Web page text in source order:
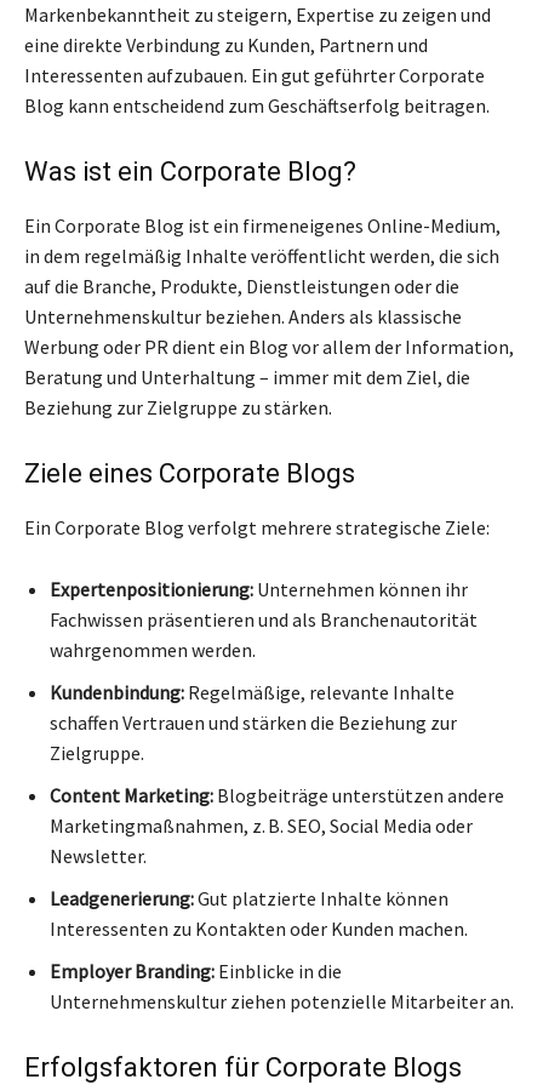
Markenbekanntheit zu steigern, Expertise zu zeigen und
eine direkte Verbindung zu Kunden, Partnern und
Interessenten aufzubauen. Ein gut geführter Corporate
Blog kann entscheidend zum Geschäftserfolg beitragen.
Was ist ein Corporate Blog?
Ein Corporate Blog ist ein firmeneigenes Online-Medium,
in dem regelmäßig Inhalte veröffentlicht werden, die sich
auf die Branche, Produkte, Dienstleistungen oder die
Unternehmenskultur beziehen. Anders als klassische
Werbung oder PR dient ein Blog vor allem der Information,
Beratung und Unterhaltung – immer mit dem Ziel, die
Beziehung zur Zielgruppe zu stärken.
Ziele eines Corporate Blogs
Ein Corporate Blog verfolgt mehrere strategische Ziele:
Expertenpositionierung: Unternehmen können ihr
Fachwissen präsentieren und als Branchenautorität
wahrgenommen werden.
Kundenbindung: Regelmäßige, relevante Inhalte
schaffen Vertrauen und stärken die Beziehung zur
Zielgruppe.
Content Marketing: Blogbeiträge unterstützen andere
Marketingmaßnahmen, z. B. SEO, Social Media oder
Newsletter.
Leadgenerierung:Gut platzierte Inhalte können
Interessenten zu Kontakten oder Kunden machen.
Employer Branding: Einblicke in die
Unternehmenskultur ziehen potenzielle Mitarbeiter an.
Erfolgsfaktoren für Corporate Blogs